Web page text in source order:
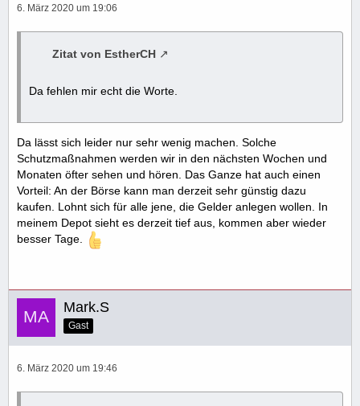
6. März 2020 um 19:06
Zitat von EstherCH
Da fehlen mir echt die Worte.
Da lässt sich leider nur sehr wenig machen. Solche
Schutzmaßnahmen werden wir in den nächsten Wochen und
Monaten öfter sehen und hören. Das Ganze hat auch einen
Vorteil: An der Börse kann man derzeit sehr günstig dazu
kaufen. Lohnt sich für alle jene, die Gelder anlegen wollen. In
meinem Depot sieht es derzeit tief aus, kommen aber wieder
besser Tage.
Mark.S
Gast
6. März 2020 um 19:46